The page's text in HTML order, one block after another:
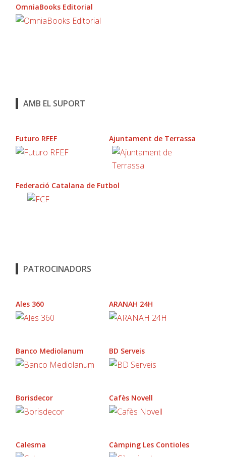
OmniaBooks Editorial
AMB EL SUPORT
Futuro RFEF Ajuntament de Terrassa
Federació Catalana de Futbol
PATROCINADORS
Ales 360 ARANAH 24H
Banco Mediolanum BD Serveis
Borisdecor Cafès Novell
Calesma Càmping Les Contioles